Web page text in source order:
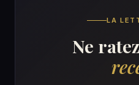
LA
Ne